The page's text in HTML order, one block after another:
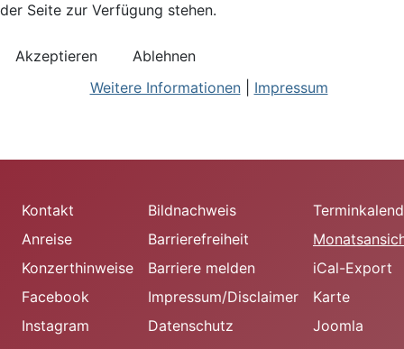
Kontakt
Anreise
Konzerthinweise
Facebook
Instagram
Bildnachweis
Barrierefreiheit
Barriere melden
Impressum/Disclaimer
Datenschutz
iCal-Export
Karte
Joomla
der Seite zur Verfügung stehen.
Akzeptieren
Ablehnen
Weitere Informationen| Impressum